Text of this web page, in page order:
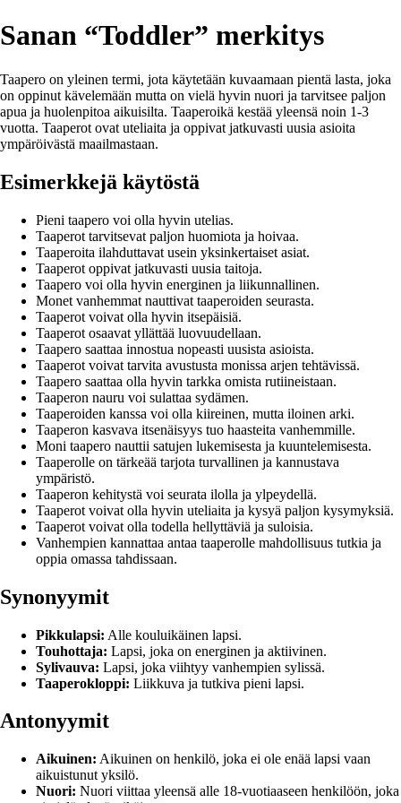
Sanan “Toddler” merkitys
Taapero on yleinen termi, jota käytetään kuvaamaan pientä lasta, joka
on oppinut kävelemään mutta on vielä hyvin nuori ja tarvitsee paljon
apua ja huolenpitoa aikuisilta. Taaperoikä kestää yleensä noin 1-3
vuotta. Taaperot ovat uteliaita ja oppivat jatkuvasti uusia asioita
ympäröivästä maailmastaan.
Esimerkkejä käytöstä
Pieni taapero voi olla hyvin utelias.
Taaperot tarvitsevat paljon huomiota ja hoivaa.
Taaperoita ilahduttavat usein yksinkertaiset asiat.
Taaperot oppivat jatkuvasti uusia taitoja.
Taapero voi olla hyvin energinen ja liikunnallinen.
Monet vanhemmat nauttivat taaperoiden seurasta.
Taaperot voivat olla hyvin itsepäisiä.
Taaperot osaavat yllättää luovuudellaan.
Taapero saattaa innostua nopeasti uusista asioista.
Taaperot voivat tarvita avustusta monissa arjen tehtävissä.
Taapero saattaa olla hyvin tarkka omista rutiineistaan.
Taaperon nauru voi sulattaa sydämen.
Taaperoiden kanssa voi olla kiireinen, mutta iloinen arki.
Taaperon kasvava itsenäisyys tuo haasteita vanhemmille.
Moni taapero nauttii satujen lukemisesta ja kuuntelemisesta.
Taaperolle on tärkeää tarjota turvallinen ja kannustava
ympäristö.
Taaperon kehitystä voi seurata ilolla ja ylpeydellä.
Taaperot voivat olla hyvin uteliaita ja kysyä paljon kysymyksiä.
Taaperot voivat olla todella hellyttäviä ja suloisia.
Vanhempien kannattaa antaa taaperolle mahdollisuus tutkia ja
oppia omassa tahdissaan.
Synonyymit
Pikkulapsi: Alle kouluikäinen lapsi.
Touhottaja: Lapsi, joka on energinen ja aktiivinen.
Sylivauva: Lapsi, joka viihtyy vanhempien sylissä.
Taaperokloppi: Liikkuva ja tutkiva pieni lapsi.
Antonyymit
Aikuinen: Aikuinen on henkilö, joka ei ole enää lapsi vaan
aikuistunut yksilö.
Nuori: Nuori viittaa yleensä alle 18-vuotiaaseen henkilöön, joka